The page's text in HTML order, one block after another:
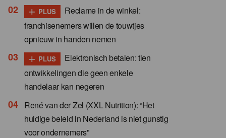
+ PLUS
Reclame in de winkel:
franchisenemers willen de touwtjes
opnieuw in handen nemen
+ PLUS
Elektronisch betalen: tien
ontwikkelingen die geen enkele
handelaar kan negeren
René van der Zel (XXL Nutrition): “Het
huidige beleid in Nederland is niet gunstig
voor ondernemers”